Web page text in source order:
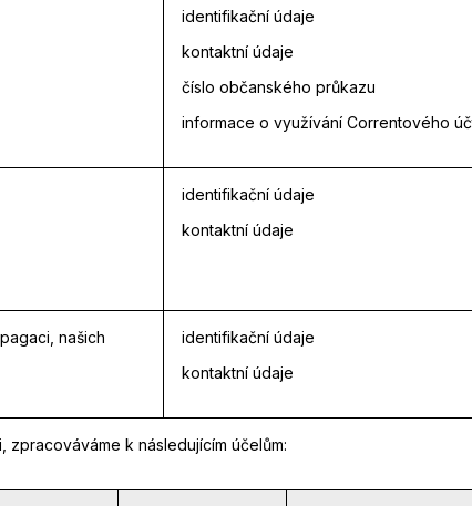
identifikační údaje
kontaktní údaje
číslo občanského průkazu
informace o využívání Correntového
identifikační údaje
kontaktní údaje
našich
identifikační údaje
kontaktní údaje
k následujícím účelům: